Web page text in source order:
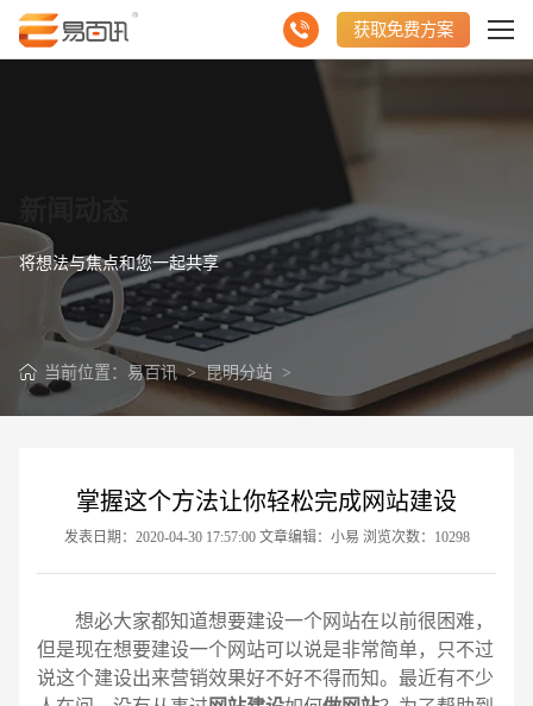
获取免费方案
将想法与焦点和您一起共享
当前位置： 易百讯>昆明分站>
掌握这个方法让你轻松完成网站建设
发表日期：2020-04-30 17:57:00 文章编辑：小易 浏览次数：10298
想必大家都知道想要建设一个网站在以前很困难，
但是现在想要建设一个网站可以说是非常简单，只不过
说这个建设出来营销效果好不好不得而知。最近有不少